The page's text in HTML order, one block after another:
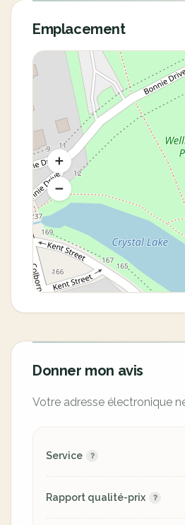
Emplacement
Donner mon avis
Votre adresse électronique
Service
Rapport qualité-prix